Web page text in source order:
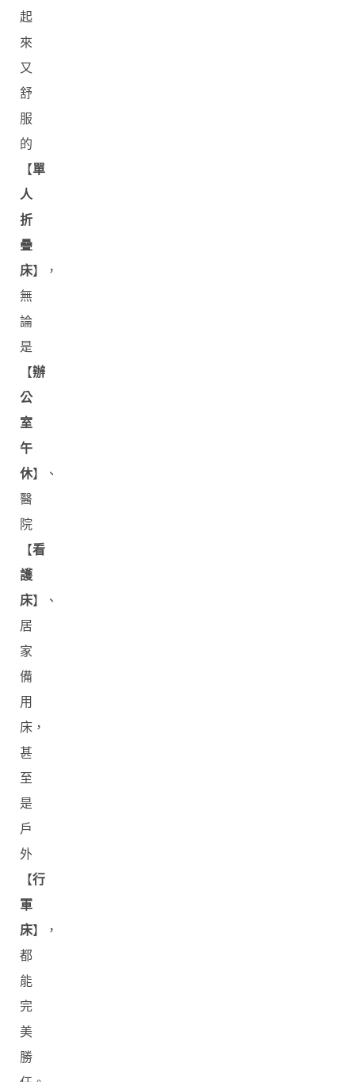
起
來
又
舒
服
的
【單
人
折
疊
床】，
無
論
是
【辦
公
室
午
休】、
醫
院
【看
護
床】、
居
家
備
用
床，
甚
至
是
戶
外
【行
軍
床】，
都
能
完
美
勝